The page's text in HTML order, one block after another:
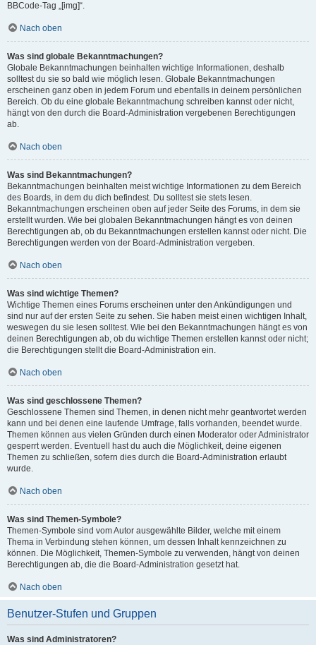
BBCode-Tag „[img]“.
Nach oben
Was sind globale Bekanntmachungen?
Globale Bekanntmachungen beinhalten wichtige Informationen, deshalb
solltest du sie so bald wie möglich lesen. Globale Bekanntmachungen
erscheinen ganz oben in jedem Forum und ebenfalls in deinem persönlichen
Bereich. Ob du eine globale Bekanntmachung schreiben kannst oder nicht,
hängt von den durch die Board-Administration vergebenen Berechtigungen
ab.
Nach oben
Was sind Bekanntmachungen?
Bekanntmachungen beinhalten meist wichtige Informationen zu dem Bereich
des Boards, in dem du dich befindest. Du solltest sie stets lesen.
Bekanntmachungen erscheinen oben auf jeder Seite des Forums, in dem sie
erstellt wurden. Wie bei globalen Bekanntmachungen hängt es von deinen
Berechtigungen ab, ob du Bekanntmachungen erstellen kannst oder nicht. Die
Berechtigungen werden von der Board-Administration vergeben.
Nach oben
Was sind wichtige Themen?
Wichtige Themen eines Forums erscheinen unter den Ankündigungen und
sind nur auf der ersten Seite zu sehen. Sie haben meist einen wichtigen Inhalt,
weswegen du sie lesen solltest. Wie bei den Bekanntmachungen hängt es von
deinen Berechtigungen ab, ob du wichtige Themen erstellen kannst oder nicht;
die Berechtigungen stellt die Board-Administration ein.
Nach oben
Was sind geschlossene Themen?
Geschlossene Themen sind Themen, in denen nicht mehr geantwortet werden
kann und bei denen eine laufende Umfrage, falls vorhanden, beendet wurde.
Themen können aus vielen Gründen durch einen Moderator oder Administrator
gesperrt werden. Eventuell hast du auch die Möglichkeit, deine eigenen
Themen zu schließen, sofern dies durch die Board-Administration erlaubt
wurde.
Nach oben
Was sind Themen-Symbole?
Themen-Symbole sind vom Autor ausgewählte Bilder, welche mit einem
Thema in Verbindung stehen können, um dessen Inhalt kennzeichnen zu
können. Die Möglichkeit, Themen-Symbole zu verwenden, hängt von deinen
Berechtigungen ab, die die Board-Administration gesetzt hat.
Nach oben
Benutzer-Stufen und Gruppen
Was sind Administratoren?